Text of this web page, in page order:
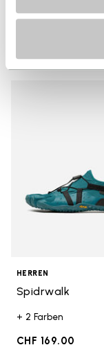
+ 2 Farben
HERREN
Spidrwalk
+ 2 Farben
CHF 169.00